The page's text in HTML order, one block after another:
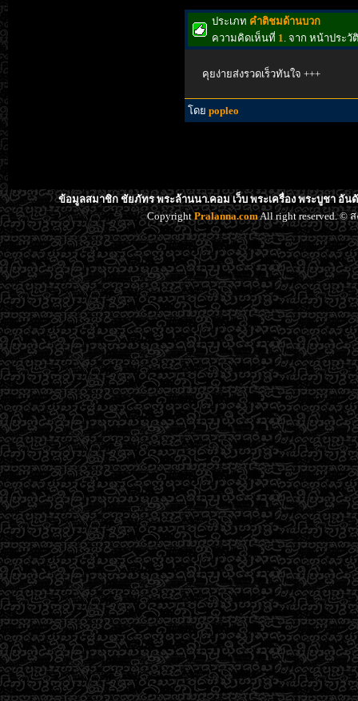
ประเภท คำติชมด้านบวก
ความคิดเห็นที่ 1. จาก หน้าประ
คุยง่ายส่งรวดเร็วทันใจ +++
โดย popleo
ข้อมูลสมาชิก ชัยภัทร พระล้านนา.คอม เว็บ พระเครื่อง พระบูชา อัน
CopyrightPralanna.comAll right reserved. ©